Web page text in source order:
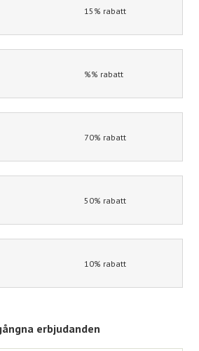
15% rabatt
%% rabatt
70% rabatt
50% rabatt
10% rabatt
erbjudanden